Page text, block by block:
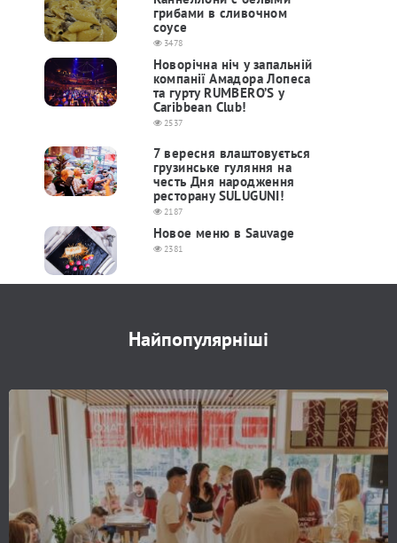
грибами в сливочном
соусе
3478
Новорічна ніч у запальній
компанії Амадора Лопеса
та гурту RUMBERO’S у
Caribbean Club!
2537
7 вересня влаштовується
грузинське гуляння на
честь Дня народження
ресторану SULUGUNI!
2187
Новое меню в Sauvage
2381
Найпопулярніші